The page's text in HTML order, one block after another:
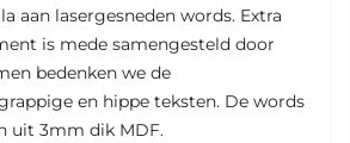
aan lasergesneden words. Extra
is mede samengesteld door
bedenken we de
en hippe teksten. De words
uit 3mm dik MDF.